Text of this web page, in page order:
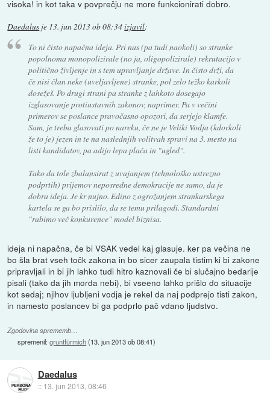
visoka! in kot taka v povprečju ne more funkcionirati dobro.
Daedalus je 13. jun 2013 ob 08:34izjavil:
To ni čisto napačna ideja. Pri nas (pa tudi naokoli) so stranke
popolnoma monopolizirale (no ja, oligopolizirale) rekrutacijo v
politično življenje in s tem upravljanje države. In čisto drži, da
če nisi član neke (uveljavljene) stranke, pol zelo težko karkoli
dosežeš. Po drugi strani pa stranke z lahkoto dosegajo
izglasovanje protiustavnih zakonov, naprimer. Pa v večini
primerov se poslance pravočasno opozori, da serjejo klamfe.
Sam, je treba glasovati po nareku, če ne je Veliki Vodja (kdorkoli
že to je) jezen in te na naslednjih volitvah spravi na 3. mesto na
listi kandidatov, pa adijo lepa plača in "ugled".
Tako da tole zbalansirat z uvajanjem (tehnološko ustrezno
podprtih) prijemov neposredne demokracije ne samo, da je
dobra ideja. Je kr nujno. Edino z ogrožanjem strankarskega
kartela se ga bo prislilo, da se temu prilagodi. Standardni
"rabimo več konkurence" model biznisa.
ideja ni napačna, če bi VSAK vedel kaj glasuje. ker pa večina ne
bo šla brat vseh točk zakona in bo sicer zaupala tistim ki bi zakone
pripravljali in bi jih lahko tudi hitro kaznovali če bi slučajno bedarije
pisali (tako da jih morda nebi), bi vseeno lahko prišlo do situacije
kot sedaj; njihov ljubljeni vodja je rekel da naj podprejo tisti zakon,
in namesto poslancev bi ga podprlo pač vdano ljudstvo.
Zgodovina sprememb…
spremenil:gruntfürmich(13. jun 2013 ob 08:41)
Daedalus
:: 13. jun 2013, 08:46